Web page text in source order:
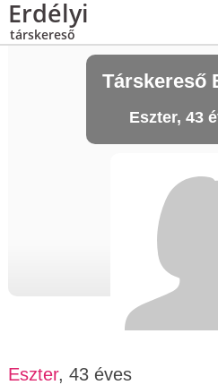
Erdélyi
társkereső
Társkereső
Eszter, 43
Eszter, 43 éves